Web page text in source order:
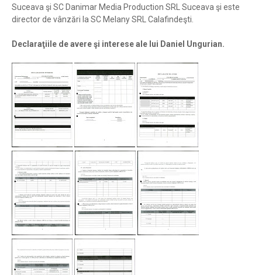
Suceava şi SC Danimar Media Production SRL Suceava şi este
director de vânzări la SC Melany SRL Calafindeşti.
Declaraţiile de avere şi interese ale lui Daniel Ungurian.